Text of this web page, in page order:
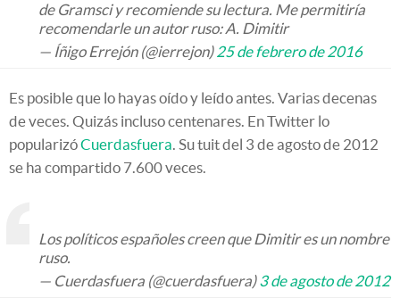
de Gramsci y recomiende su lectura. Me permitiría
recomendarle un autor ruso: A. Dimitir
— Íñigo Errejón (@ierrejon)25 de febrero de 2016
Es posible que lo hayas oído y leído antes. Varias decenas
de veces. Quizás incluso centenares. En Twitter lo
popularizóCuerdasfuera. Su tuit del 3 de agosto de 2012
se ha compartido 7.600 veces.
Los políticos españoles creen que Dimitir es un nombre
ruso.
— Cuerdasfuera (@cuerdasfuera)3 de agosto de 2012